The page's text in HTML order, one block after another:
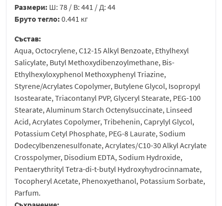
Размери: Ш: 78 / В: 441 / Д: 44
Бруто тегло: 0.441 кг
Състав:
Aqua, Octocrylene, C12-15 Alkyl Benzoate, Ethylhexyl
Salicylate, Butyl Methoxydibenzoylmethane, Bis-
Ethylhexyloxyphenol Methoxyphenyl Triazine,
Styrene/Acrylates Copolymer, Butylene Glycol, Isopropyl
Isostearate, Triacontanyl PVP, Glyceryl Stearate, PEG-100
Stearate, Aluminum Starch Octenylsuccinate, Linseed
Acid, Acrylates Copolymer, Tribehenin, Caprylyl Glycol,
Potassium Cetyl Phosphate, PEG-8 Laurate, Sodium
Dodecylbenzenesulfonate, Acrylates/C10-30 Alkyl Acrylate
Crosspolymer, Disodium EDTA, Sodium Hydroxide,
Pentaerythrityl Tetra-di-t-butyl Hydroxyhydrocinnamate,
Tocopheryl Acetate, Phenoxyethanol, Potassium Sorbate,
Parfum.